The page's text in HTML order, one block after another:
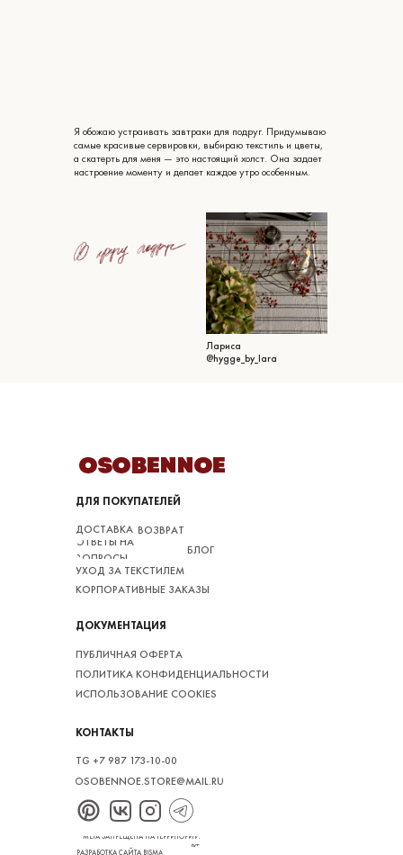
Лариса
@hygge_by_lara
Я обожаю устраивать завтраки для подруг. Придумываю
самые красивые сервировки, выбираю текстиль и цветы,
а скатерть для меня — это настоящий холст. Она задает
настроение моменту и делает каждое утро особенным.
ДЛЯ ПОКУПАТЕЛЕЙ
ДОСТАВКА ВОЗВРАТ
ОТВЕТЫ НА
ВОПРОСЫ
БЛОГ
УХОД ЗА ТЕКСТИЛЕМ
КОРПОРАТИВНЫЕ ЗАКАЗЫ
ДОКУМЕНТАЦИЯ
ПУБЛИЧНАЯ ОФЕРТА
ПОЛИТИКА КОНФИДЕНЦИАЛЬНОСТИ
ИСПОЛЬЗОВАНИЕ COOKIES
КОНТАКТЫ
TG +7 987 173‑10‑00
OSOBENNOE.STORE@MAIL.RU
РАЗРАБОТКА САЙТА BISMA
*META ЗАПРЕЩЕНА НА ТЕРРИТОРИИ
РФ